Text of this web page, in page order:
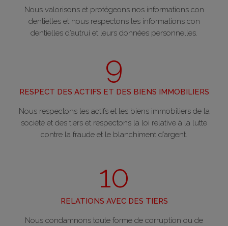
Nous valorisons et protégeons nos informations con
dentielles et nous respectons les informations con
dentielles d’autrui et leurs données personnelles.
9
RESPECT DES ACTIFS ET DES BIENS IMMOBILIERS
Nous respectons les actifs et les biens immobiliers de la
société et des tiers et respectons la loi relative à la lutte
contre la fraude et le blanchiment d’argent.
10
RELATIONS AVEC DES TIERS
Nous condamnons toute forme de corruption ou de